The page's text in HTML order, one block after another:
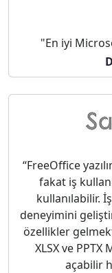
"En iyi
“FreeOffice
fakat iş
kullanılabilir.
deneyimini
özellikler
XLSX ve
açabilir